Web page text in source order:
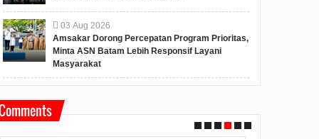
03 Aug 2026
Amsakar Dorong Percepatan Program Prioritas,
Minta ASN Batam Lebih Responsif Layani
Masyarakat